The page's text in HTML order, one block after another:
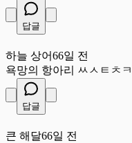
답글
하늘 상어66일 전
욕망의 항아리 ㅆㅅㅌㅊ
답글
큰 해달66일 전